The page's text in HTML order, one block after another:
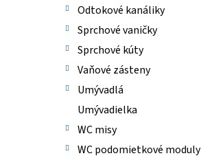
Odtokové kanáliky
Sprchové vaničky
Sprchové kúty
Vaňové zásteny
Umývadlá
Umývadielka
WC misy
WC podomietkové moduly